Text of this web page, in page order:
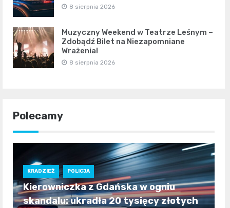
8 sierpnia 2026
Muzyczny Weekend w Teatrze Leśnym –
Zdobądź Bilet na Niezapomniane
Wrażenia!
8 sierpnia 2026
Polecamy
KRADZIEŻ POLICJA
Kierowniczka z Gdańska w ogniu
skandalu: ukradła 20 tysięcy złotych